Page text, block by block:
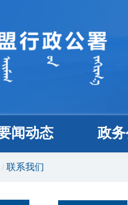
闻动态 政
/ 联系我们